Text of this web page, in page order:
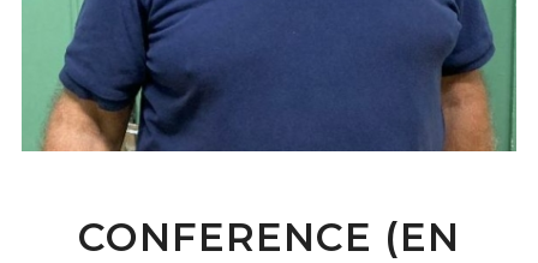
CONFERENCE (EN